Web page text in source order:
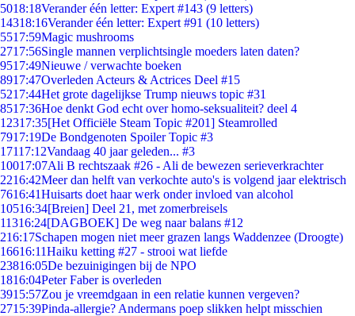
5018:18Verander één letter: Expert #143 (9 letters)
14318:16Verander één letter: Expert #91 (10 letters)
5517:59Magic mushrooms
2717:56Single mannen verplichtsingle moeders laten daten?
9517:49Nieuwe / verwachte boeken
8917:47Overleden Acteurs & Actrices Deel #15
5217:44Het grote dagelijkse Trump nieuws topic #31
8517:36Hoe denkt God echt over homo-seksualiteit? deel 4
12317:35[Het Officiële Steam Topic #201] Steamrolled
7917:19De Bondgenoten Spoiler Topic #3
17117:12Vandaag 40 jaar geleden... #3
10017:07Ali B rechtszaak #26 - Ali de bewezen serieverkrachter
2216:42Meer dan helft van verkochte auto's is volgend jaar elektrisch
7616:41Huisarts doet haar werk onder invloed van alcohol
10516:34[Breien] Deel 21, met zomerbreisels
11316:24[DAGBOEK] De weg naar balans #12
216:17Schapen mogen niet meer grazen langs Waddenzee (Droogte)
16616:11Haiku ketting #27 - strooi wat liefde
23816:05De bezuinigingen bij de NPO
1816:04Peter Faber is overleden
3915:57Zou je vreemdgaan in een relatie kunnen vergeven?
2715:39Pinda-allergie? Andermans poep slikken helpt misschien